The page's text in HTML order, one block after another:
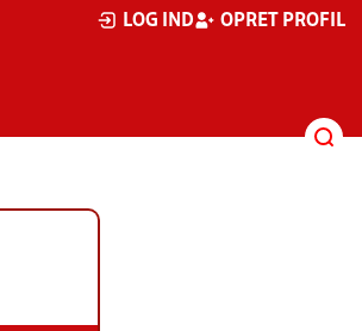
LOG IND OPRET PROFIL